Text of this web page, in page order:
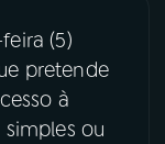
(5)
pretende
à
ou